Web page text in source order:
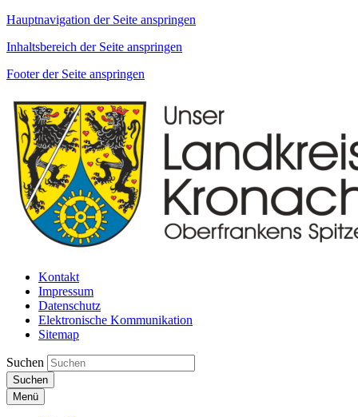
Hauptnavigation der Seite anspringen
Inhaltsbereich der Seite anspringen
Footer der Seite anspringen
Kontakt
Impressum
Datenschutz
Elektronische Kommunikation
Sitemap
Suchen
Suchen
Menü